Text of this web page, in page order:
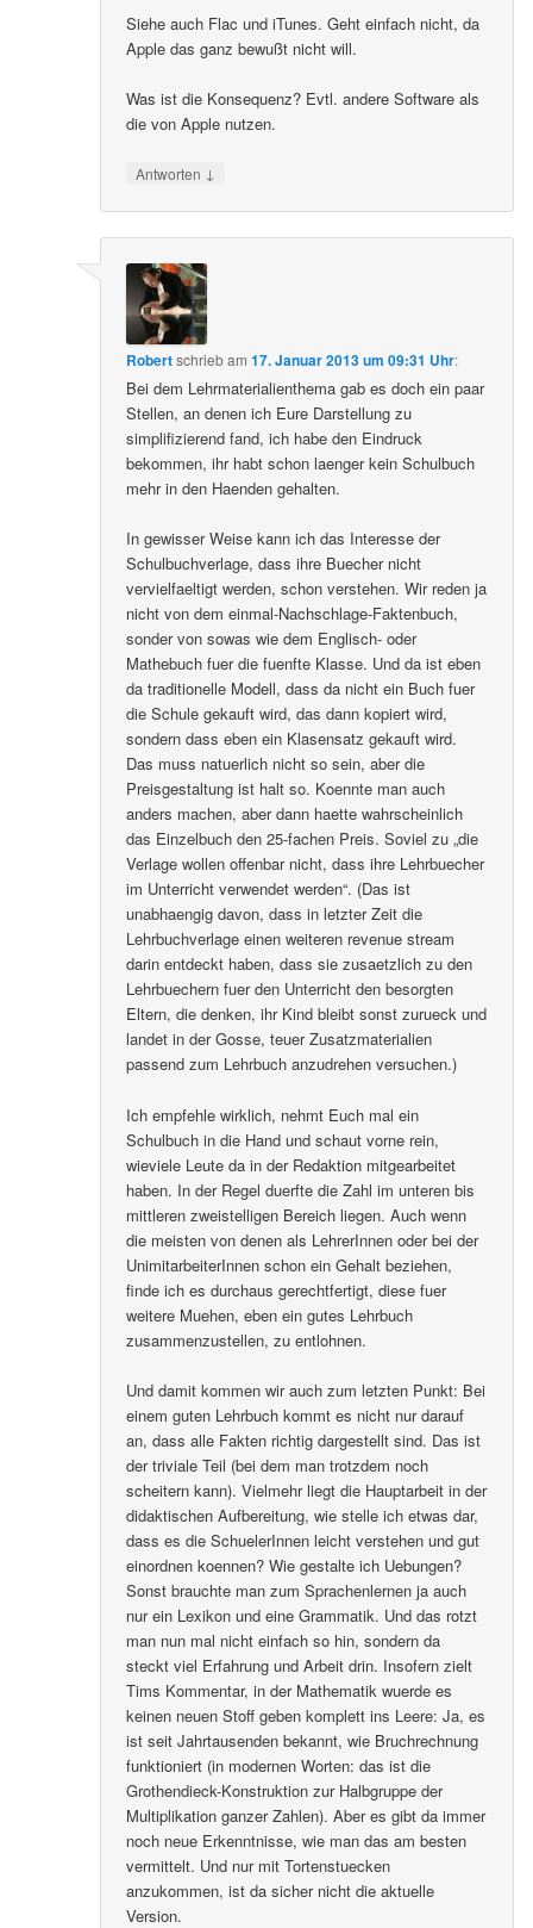
Siehe auch Flac und iTunes. Geht einfach nicht, da
Apple das ganz bewußt nicht will.
Was ist die Konsequenz? Evtl. andere Software als
die von Apple nutzen.
Antworten ↓
Robertschriebam17. Januar 2013 um 09:31 Uhr:
Bei dem Lehrmaterialienthema gab es doch ein paar
Stellen, an denen ich Eure Darstellung zu
simplifizierend fand, ich habe den Eindruck
bekommen, ihr habt schon laenger kein Schulbuch
mehr in den Haenden gehalten.
In gewisser Weise kann ich das Interesse der
Schulbuchverlage, dass ihre Buecher nicht
vervielfaeltigt werden, schon verstehen. Wir reden ja
nicht von dem einmal-Nachschlage-Faktenbuch,
sonder von sowas wie dem Englisch- oder
Mathebuch fuer die fuenfte Klasse. Und da ist eben
da traditionelle Modell, dass da nicht ein Buch fuer
die Schule gekauft wird, das dann kopiert wird,
sondern dass eben ein Klasensatz gekauft wird.
Das muss natuerlich nicht so sein, aber die
Preisgestaltung ist halt so. Koennte man auch
anders machen, aber dann haette wahrscheinlich
das Einzelbuch den 25-fachen Preis. Soviel zu „die
Verlage wollen offenbar nicht, dass ihre Lehrbuecher
im Unterricht verwendet werden“. (Das ist
unabhaengig davon, dass in letzter Zeit die
Lehrbuchverlage einen weiteren revenue stream
darin entdeckt haben, dass sie zusaetzlich zu den
Lehrbuechern fuer den Unterricht den besorgten
Eltern, die denken, ihr Kind bleibt sonst zurueck und
landet in der Gosse, teuer Zusatzmaterialien
passend zum Lehrbuch anzudrehen versuchen.)
Ich empfehle wirklich, nehmt Euch mal ein
Schulbuch in die Hand und schaut vorne rein,
wieviele Leute da in der Redaktion mitgearbeitet
haben. In der Regel duerfte die Zahl im unteren bis
mittleren zweistelligen Bereich liegen. Auch wenn
die meisten von denen als LehrerInnen oder bei der
UnimitarbeiterInnen schon ein Gehalt beziehen,
finde ich es durchaus gerechtfertigt, diese fuer
weitere Muehen, eben ein gutes Lehrbuch
zusammenzustellen, zu entlohnen.
Und damit kommen wir auch zum letzten Punkt: Bei
einem guten Lehrbuch kommt es nicht nur darauf
an, dass alle Fakten richtig dargestellt sind. Das ist
der triviale Teil (bei dem man trotzdem noch
scheitern kann). Vielmehr liegt die Hauptarbeit in der
didaktischen Aufbereitung, wie stelle ich etwas dar,
dass es die SchuelerInnen leicht verstehen und gut
einordnen koennen? Wie gestalte ich Uebungen?
Sonst brauchte man zum Sprachenlernen ja auch
nur ein Lexikon und eine Grammatik. Und das rotzt
man nun mal nicht einfach so hin, sondern da
steckt viel Erfahrung und Arbeit drin. Insofern zielt
Tims Kommentar, in der Mathematik wuerde es
keinen neuen Stoff geben komplett ins Leere: Ja, es
ist seit Jahrtausenden bekannt, wie Bruchrechnung
funktioniert (in modernen Worten: das ist die
Grothendieck-Konstruktion zur Halbgruppe der
Multiplikation ganzer Zahlen). Aber es gibt da immer
noch neue Erkenntnisse, wie man das am besten
vermittelt. Und nur mit Tortenstuecken
anzukommen, ist da sicher nicht die aktuelle
Version.